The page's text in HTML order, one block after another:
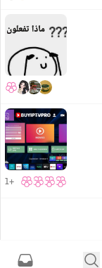
+1